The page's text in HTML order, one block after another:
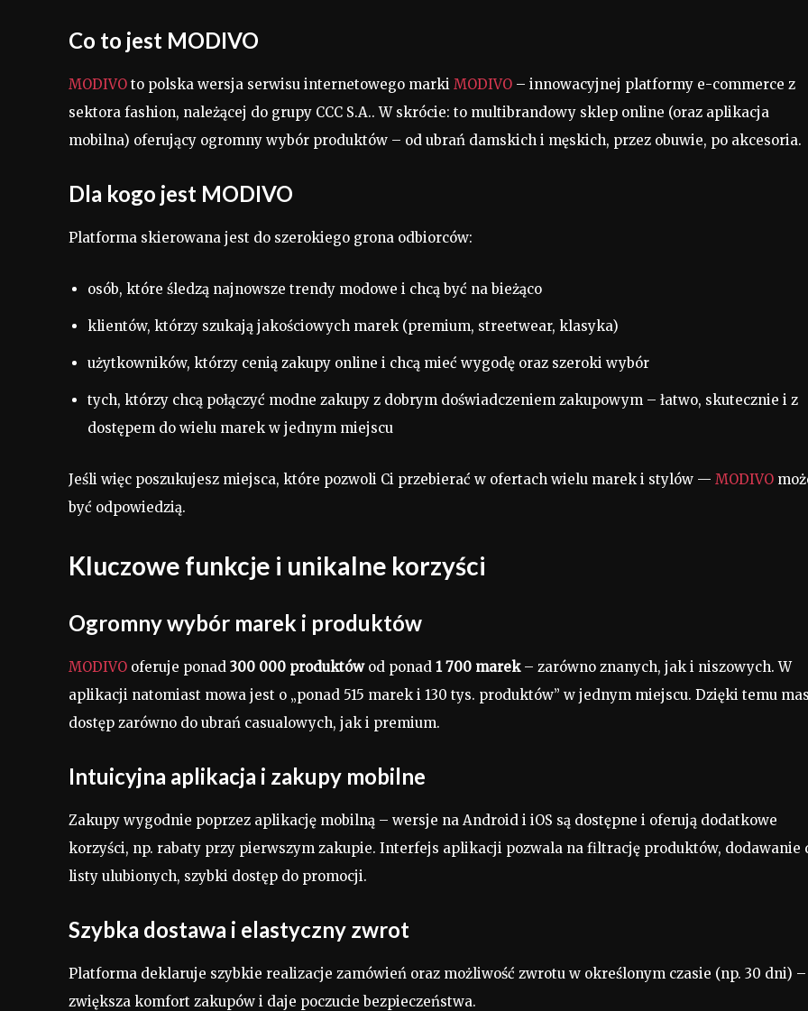
Co to jest MODIVO
MODIVO to polska wersja serwisu internetowego marki MODIVO – innowacyjnej platformy e-commerce z
sektora fashion, należącej do grupy CCC S.A.. W skrócie: to multibrandowy sklep online (oraz aplikacja
mobilna) oferujący ogromny wybór produktów – od ubrań damskich i męskich, przez obuwie, po akcesoria.
Dla kogo jest MODIVO
Platforma skierowana jest do szerokiego grona odbiorców:
osób, które śledzą najnowsze trendy modowe i chcą być na bieżąco
klientów, którzy szukają jakościowych marek (premium, streetwear, klasyka)
użytkowników, którzy cenią zakupy online i chcą mieć wygodę oraz szeroki wybór
tych, którzy chcą połączyć modne zakupy z dobrym doświadczeniem zakupowym – łatwo, skutecznie i z
dostępem do wielu marek w jednym miejscu
Jeśli więc poszukujesz miejsca, które pozwoli Ci przebierać w ofertach wielu marek i stylów — MODIVO
być odpowiedzią.
Kluczowe funkcje i unikalne korzyści
Ogromny wybór marek i produktów
MODIVO oferuje ponad 300 000 produktówod ponad 1 700 marek– zarówno znanych, jak i niszowych. W
aplikacji natomiast mowa jest o „ponad 515 marek i 130 tys. produktów” w jednym miejscu. Dzięki temu
dostęp zarówno do ubrań casualowych, jak i premium.
Intuicyjna aplikacja i zakupy mobilne
Zakupy wygodnie poprzez aplikację mobilną – wersje na Android i iOS są dostępne i oferują dodatkowe
korzyści, np. rabaty przy pierwszym zakupie. Interfejs aplikacji pozwala na filtrację produktów, dodawanie
listy ulubionych, szybki dostęp do promocji.
Szybka dostawa i elastyczny zwrot
Platforma deklaruje szybkie realizacje zamówień oraz możliwość zwrotu w określonym czasie (np. 30 dni) –
zwiększa komfort zakupów i daje poczucie bezpieczeństwa.